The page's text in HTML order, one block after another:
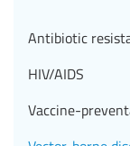
Antibiotic
HIV/AIDS
Vaccine-